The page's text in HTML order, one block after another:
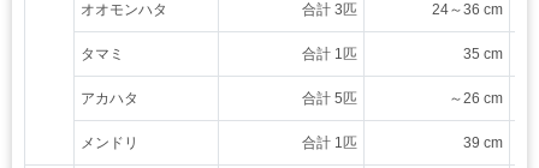
オオモンハタ 合計 3匹 24～36 cm
タマミ 合計 1匹 35 cm
アカハタ 合計 5匹 ～26 cm
メンドリ 合計 1匹 39 cm